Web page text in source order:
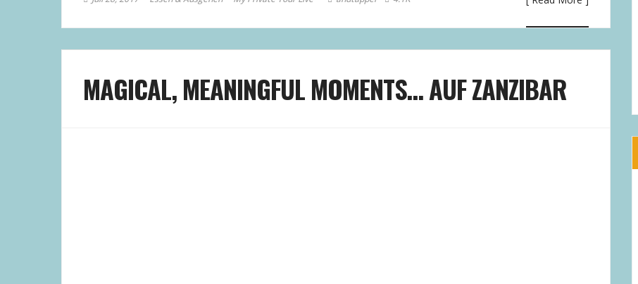
MAGICAL, MEANINGFUL MOMENTS… AUF ZANZIBAR